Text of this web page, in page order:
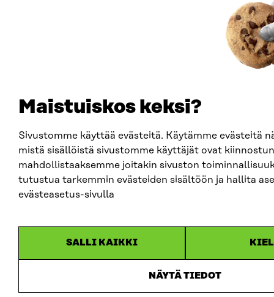
Maistuiskos keksi?
Sivustomme käyttää evästeitä. Käytämme evästeitä
mistä sisällöistä sivustomme käyttäjät ovat
mahdollistaaksemme joitakin sivuston
tutustua tarkemmin evästeiden sisältöön ja hallita
evästeasetus-sivulla
SALLI KAIKKI
NÄYTÄ TIEDOT